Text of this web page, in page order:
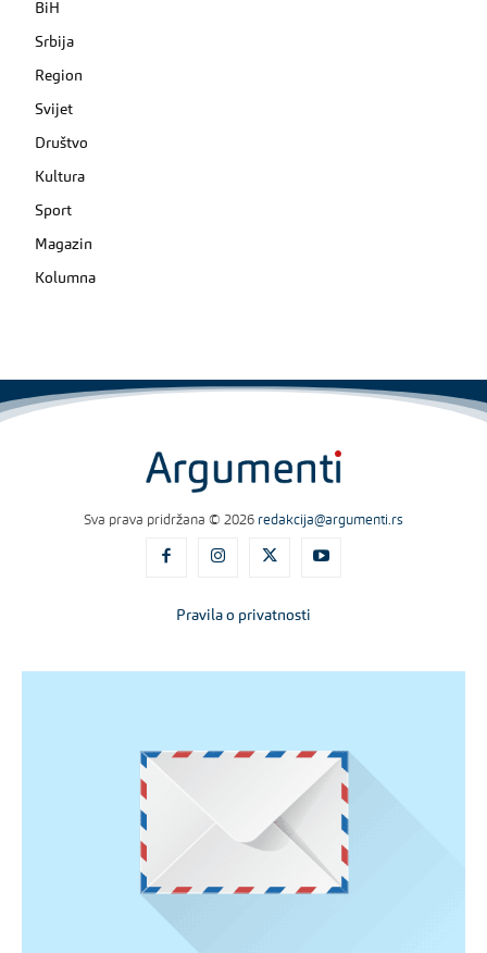
BiH
Srbija
Region
Svijet
Društvo
Kultura
Sport
Magazin
Kolumna
Sva prava pridržana © 2026 redakcija@argumenti.rs
Pravila o privatnosti